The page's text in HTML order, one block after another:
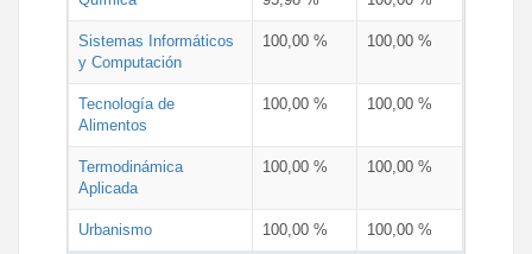
Sistemas Informáticos
y Computación
100,00 % 100,00 %
Tecnología de
Alimentos
100,00 % 100,00 %
Termodinámica
Aplicada
100,00 % 100,00 %
Urbanismo 100,00 % 100,00 %